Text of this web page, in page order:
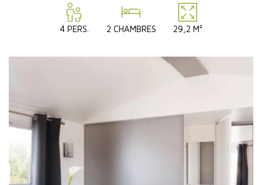
4 PERS. 2 CHAMBRES 29,2 M²